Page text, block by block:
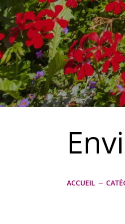
ACCUEIL K